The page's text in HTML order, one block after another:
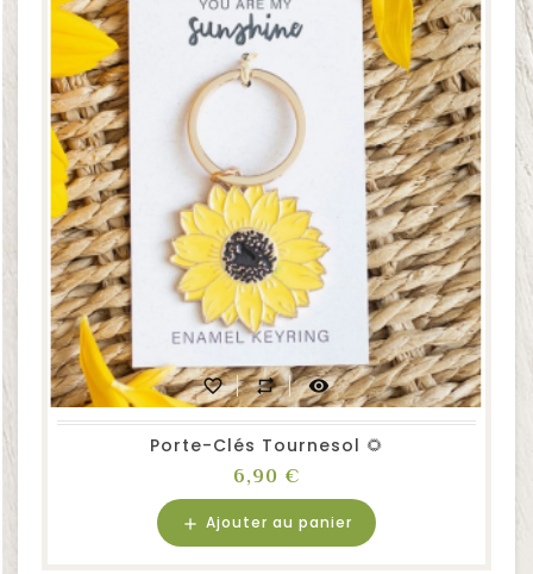
favorite_border repeat visibility
Porte-Clés Tournesol 🌻
Prix
6,90 €
add Ajouter au panier